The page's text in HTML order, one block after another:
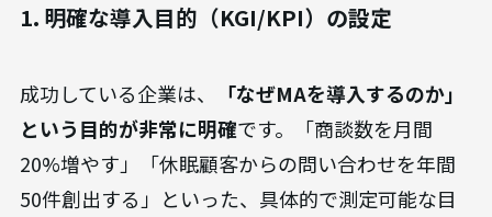
1. 明確な導入目的（KGI/KPI）の設定
成功している企業は、
「なぜMAを導入するのか」
という目的が非常に明確です。「商談数を月間
20%増やす」「休眠顧客からの問い合わせを年間
50件創出する」といった、具体的で測定可能な目